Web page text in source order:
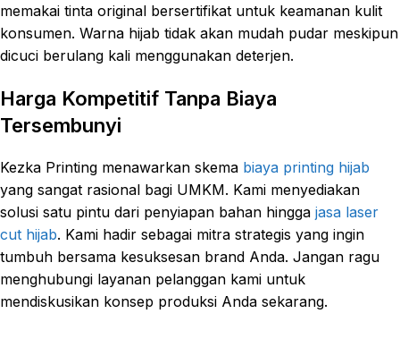
memakai tinta original bersertifikat untuk keamanan kulit
konsumen. Warna hijab tidak akan mudah pudar meskipun
dicuci berulang kali menggunakan deterjen.
Harga Kompetitif Tanpa Biaya
Tersembunyi
Kezka Printing menawarkan skema biaya printing hijab
yang sangat rasional bagi UMKM. Kami menyediakan
solusi satu pintu dari penyiapan bahan hingga jasa laser
cut hijab. Kami hadir sebagai mitra strategis yang ingin
tumbuh bersama kesuksesan brand Anda. Jangan ragu
menghubungi layanan pelanggan kami untuk
mendiskusikan konsep produksi Anda sekarang.